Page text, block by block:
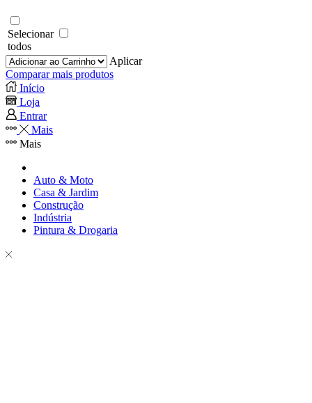
Selecionar
todos
Aplicar
Comparar mais produtos
Início
Loja
Entrar
Mais
Mais
Auto & Moto
Casa & Jardim
Construção
Indústria
Pintura & Drogaria